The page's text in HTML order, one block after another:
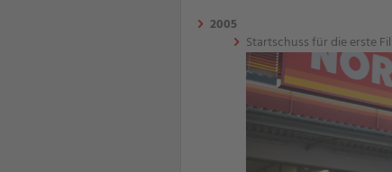
2005
Startschuss für die erste